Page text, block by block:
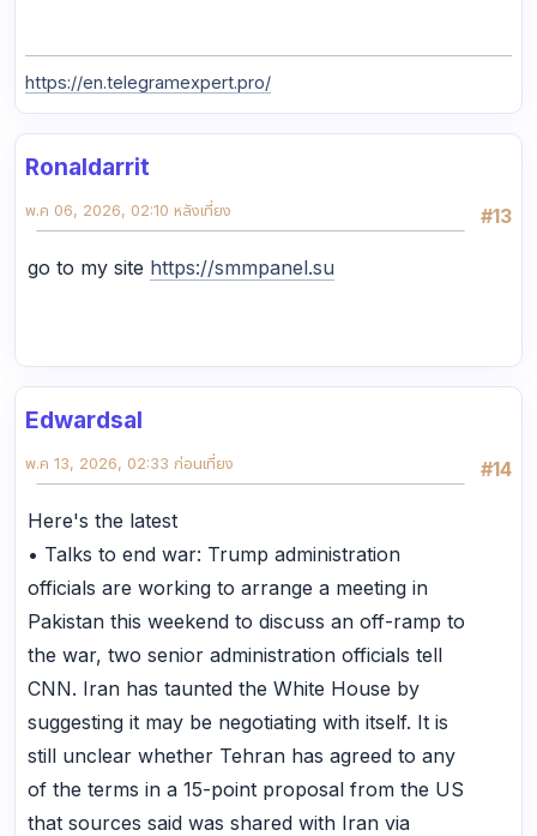
https://en.telegramexpert.pro/
Ronaldarrit
#13
พ.ค 06, 2026, 02:10 หลังเที่ยง
go to my site https://smmpanel.su
Edwardsal
#14
พ.ค 13, 2026, 02:33 ก่อนเที่ยง
Here's the latest
• Talks to end war: Trump administration
officials are working to arrange a meeting in
Pakistan this weekend to discuss an off-ramp to
the war, two senior administration officials tell
CNN. Iran has taunted the White House by
suggesting it may be negotiating with itself. It is
still unclear whether Tehran has agreed to any
of the terms in a 15-point proposal from the US
that sources said was shared with Iran via